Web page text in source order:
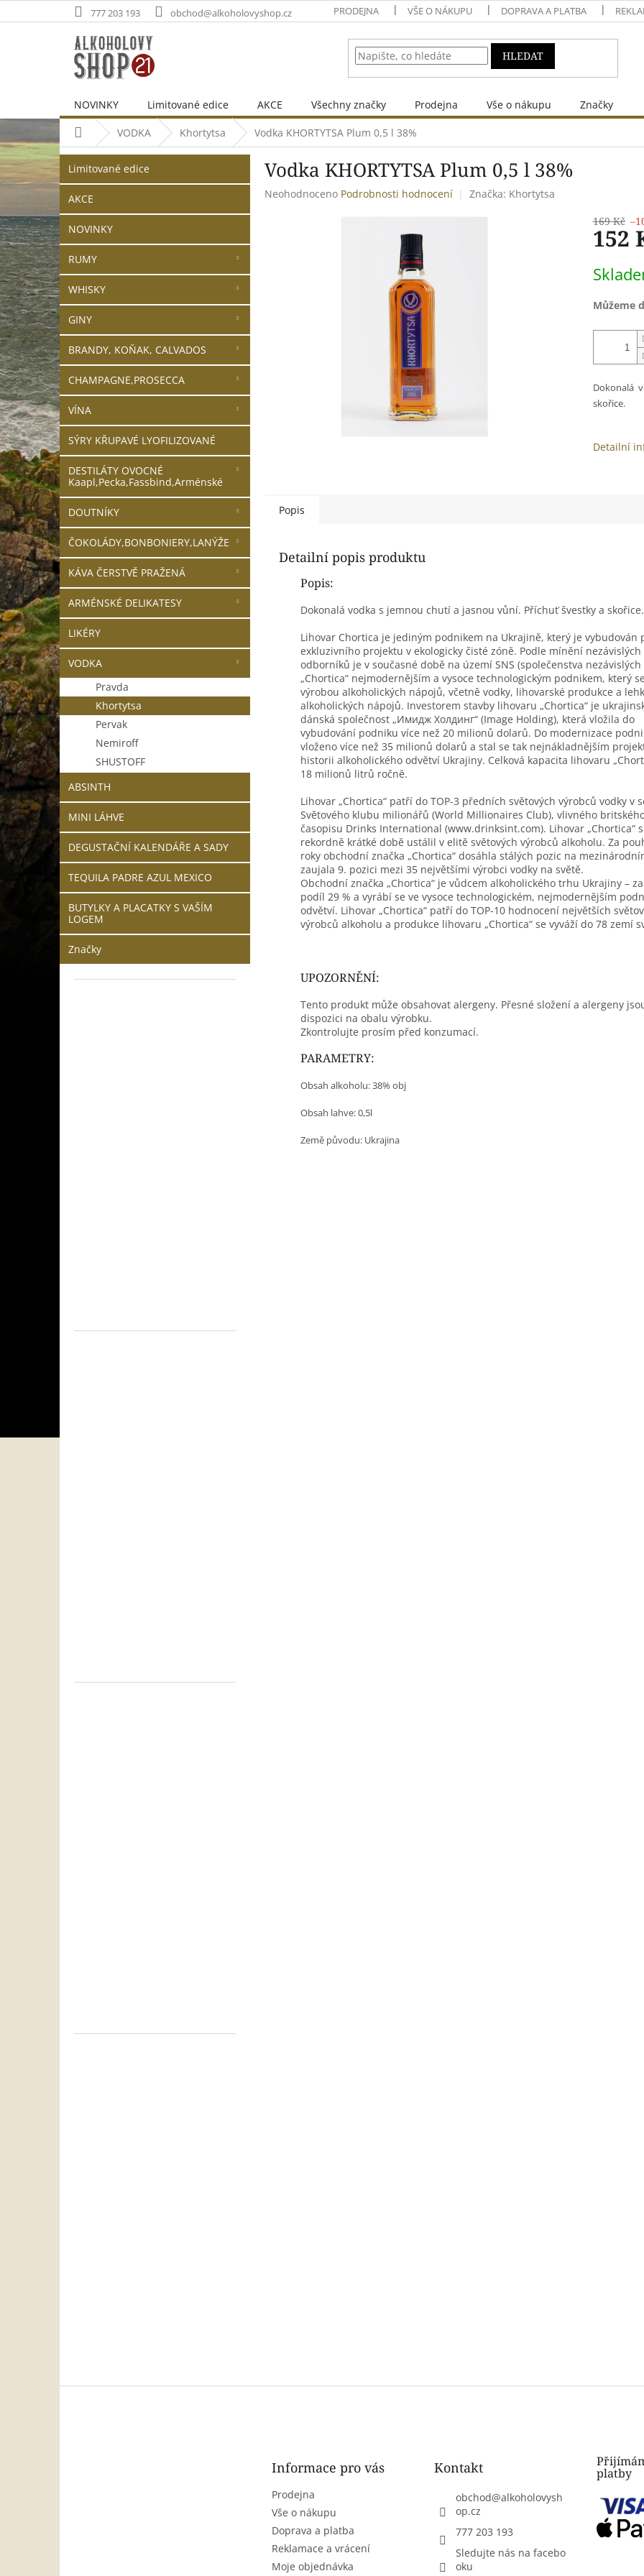
na
777 203 193 obchod@alkoholovyshop.cz PRODEJNA VŠE O NÁKUPU DOPRAVA A PLATBA
HLEDAT
NOVINKY Limitované edice AKCE Všechny značky Prodejna Vše o nákupu Značky
Domů VODKA Khortytsa Vodka KHORTYTSA Plum 0,5 l 38%
P
o
s
r
a
n
n
í
p
a
n
e
l
kategorie
Limitované edice
AKCE
NOVINKY
RUMY
WHISKY
GINY
BRANDY, KOŇAK, CALVADOS
CHAMPAGNE,PROSECCA
VÍNA
SÝRY KŘUPAVÉ LYOFILIZOVANÉ
DESTILÁTY OVOCNÉ
Kaapl,Pecka,Fassbind,Arménské
DOUTNÍKY
ČOKOLÁDY,BONBONIERY,LANÝŽE
KÁVA ČERSTVĚ PRAŽENÁ
ARMÉNSKÉ DELIKATESY
LIKÉRY
VODKA
Pravda
Khortytsa
Pervak
Nemiroff
SHUSTOFF
ABSINTH
MINI LÁHVE
DEGUSTAČNÍ KALENDÁŘE A SADY
TEQUILA PADRE AZUL MEXICO
BUTYLKY A PLACATKY S VAŠÍM
LOGEM
Značky
Vodka KHORTYTSA Plum 0,5 l 38%
Průměrné
Neohodnoceno Podrobnosti hodnocení Značka: Khortytsa
169 Kč
152
cena:
Můžeme
Dokonalá
skořice.
Detailní
Popis
Detailní popis produktu
Popis:
Dokonalá vodka s jemnou chutí a jasnou vůní. Příchuť švestky a skořice.
Lihovar Chortica je jediným podnikem na Ukrajině, který je vybudován
exkluzivního projektu v ekologicky čisté zóně. Podle mínění nezávislých
odborníků je v současné době na území SNS (společenstva
„Chortica“ nejmodernějším a vysoce technologickým podnikem, který
výrobou alkoholických nápojů, včetně vodky, lihovarské produkce a
alkoholických nápojů. Investorem stavby lihovaru „Chortica“ je
dánská společnost „Имидж Холдинг“ (Image Holding), která vložila do
vybudování podniku více než 20 milionů dolarů. Do modernizace
vloženo více než 35 milionů dolarů a stal se tak nejnákladnějším
historii alkoholického odvětví Ukrajiny. Celková kapacita lihovaru
18 milionů litrů ročně.
Lihovar „Chortica“ patří do TOP-3 předních světových výrobců vodky v
Světového klubu milionářů (World Millionaires Club), vlivného
časopisu Drinks International (www.drinksint.com). Lihovar „Chortica“
rekordně krátké době ustálil v elitě světových výrobců alkoholu. Za
roky obchodní značka „Chortica“ dosáhla stálých pozic na
zaujala 9. pozici mezi 35 největšími výrobci vodky na světě.
Obchodní značka „Chortica“ je vůdcem alkoholického trhu Ukrajiny –
podíl 29 % a vyrábí se ve vysoce technologickém, nejmodernějším
odvětví. Lihovar „Chortica“ patří do TOP-10 hodnocení největších
výrobců alkoholu a produkce lihovaru „Chortica“ se vyváží do 78 zemí
UPOZORNĚNÍ:
Tento produkt může obsahovat alergeny. Přesné složení a alergeny
dispozici na obalu výrobku.
Zkontrolujte prosím před konzumací.
PARAMETRY:
Obsah alkoholu: 38% obj
Obsah lahve: 0,5l
Země původu: Ukrajina
Informace pro vás
Prodejna
Vše o nákupu
Doprava a platba
Reklamace a vrácení
Moje objednávka
Kontakt
obchod@alkoholovysh
op.cz
777 203 193
Sledujte nás na facebo
oku
platby